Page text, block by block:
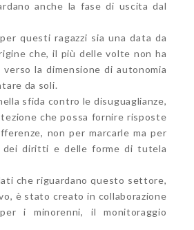
anche la fase di uscita dal
questi ragazzi sia una data da
che, il più delle volte non ha
la dimensione di autonomia
da soli.
sfida contro le disuguaglianze,
che possa fornire risposte
non per marcarle ma per
dei diritti e delle forme di tutela
che riguardano questo settore,
è stato creato in collaborazione
i minorenni, il monitoraggio